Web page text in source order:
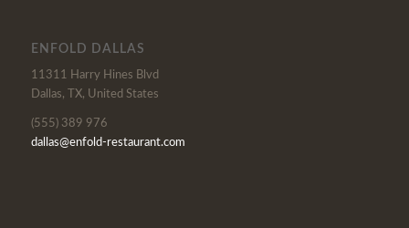
ENFOLD DALLAS
11311 Harry Hines Blvd
Dallas, TX, United States
(555) 389 976
dallas@enfold-restaurant.com